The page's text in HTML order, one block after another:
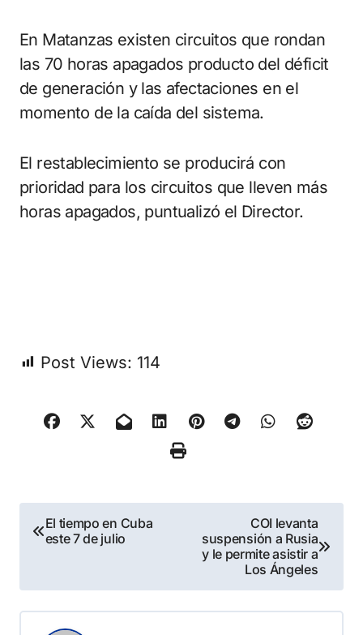
En Matanzas existen circuitos que rondan
las 70 horas apagados producto del déficit
de generación y las afectaciones en el
momento de la caída del sistema.
El restablecimiento se producirá con
prioridad para los circuitos que lleven más
horas apagados, puntualizó el Director.
Post Views: 114
Navegación
entradas
El tiempo en Cuba
este 7 de julio
COI levanta
suspensión a Rusia
y le permite asistir a
Los Ángeles